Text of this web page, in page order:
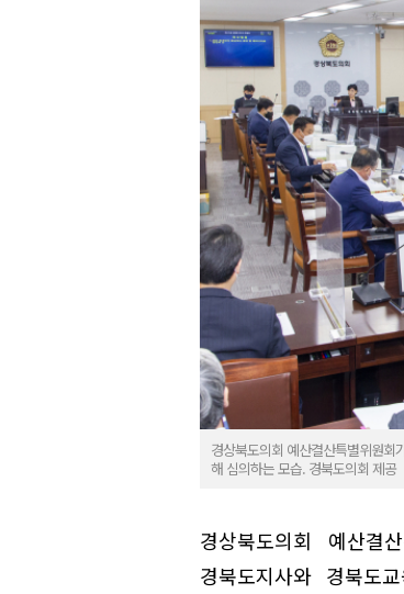
경상북도의회 예산결산특별위원회
해 심의하는 모습. 경북도의회 제공
경상북도의회 예산결
경북도지사와 경북도